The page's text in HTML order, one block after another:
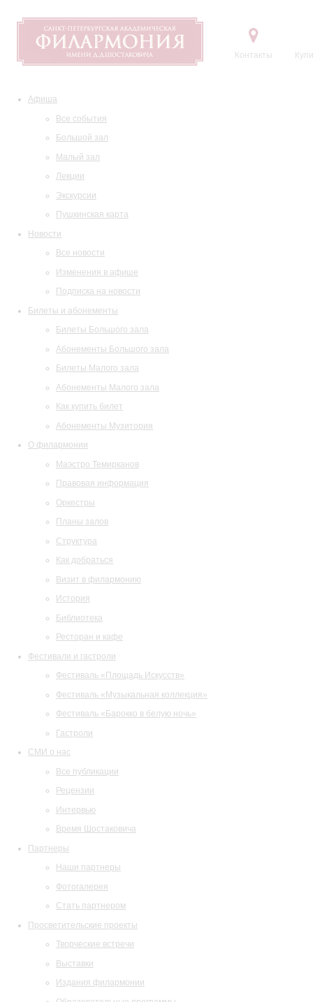
Контакты
Афиша
Все события
Большой зал
Малый зал
Лекции
Экскурсии
Пушкинская карта
Новости
Все новости
Изменения в афише
Подписка на новости
Билеты и абонементы
Билеты Большого зала
Абонементы Большого зала
Билеты Малого зала
Абонементы Малого зала
Как купить билет
Абонементы Музитория
О филармонии
Маэстро Темирканов
Правовая информация
Оркестры
Планы залов
Структура
Как добраться
Визит в филармонию
История
Библиотека
Ресторан и кафе
Фестивали и гастроли
Фестиваль «Площадь Искусств»
Фестиваль «Музыкальная коллекция»
Фестиваль «Барокко в белую ночь»
Гастроли
СМИ о нас
Все публикации
Рецензии
Интервью
Время Шостаковича
Партнеры
Наши партнеры
Фотогалерея
Стать партнером
Просветительские проекты
Творческие встречи
Выставки
Издания филармонии